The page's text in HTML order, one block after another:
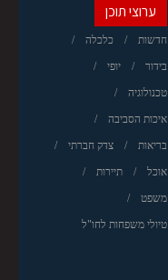
ערוצי תוכן
חדשות כלכלה
בידור יופי
טכנולוגיה
איכות הסביבה
בריאות צדק חברתי
אוכל תיירות
משפט
טיולי משפחות לחו"ל